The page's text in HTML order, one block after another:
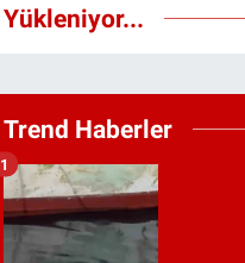
Yükleniyor...
Trend Haberler
1